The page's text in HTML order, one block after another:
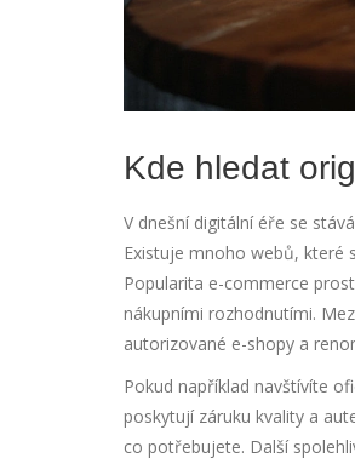
Kde hledat
V dnešní digitální éře se
Existuje mnoho webů, které
Popularita e-commerce
nákupními rozhodnutími.
autorizované e-shopy a
Pokud například navštívíte
poskytují záruku kvality a
co potřebujete. Další